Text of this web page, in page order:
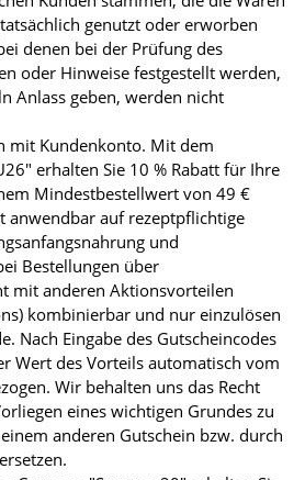
genutzt oder erworben
denen bei der Prüfung des
oder Hinweise festgestellt werden,
Anlass geben, werden nicht
mit Kundenkonto. Mit dem
erhalten Sie 10 % Rabatt für Ihre
Mindestbestellwert von 49 €
anwendbar auf rezeptpflichtige
und
Bestellungen über
mit anderen Aktionsvorteilen
kombinierbar und nur einzulösen
Nach Eingabe des Gutscheincodes
Wert des Vorteils automatisch vom
Wir behalten uns das Recht
eines wichtigen Grundes zu
anderen Gutschein bzw. durch